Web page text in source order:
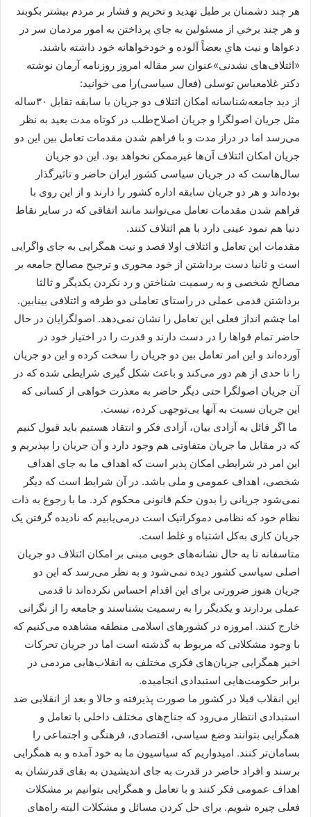
هر چند دشمنان بر طبل تهديد و تحريم و فشار بر مردم بيشتر بکوبند
و هر چند برخي از مسئولين به جاي پرداختن به امور مردمان سر در
دعواها و نيت هاي بعضاً آلوده و خودخواهانه خود داشته باشند.
«ائتلاف‌های نشدنی»عنوان سر مقاله امروز روزنامه آرمان نوشته
دکتر غلامعباس توسلی (فعال سیاسی)را می خوانید:
از دید جامعه‌شناسانه امکان ائتلاف دو جریان با سابقه تقابل ۳۰ساله
مثل جریان اصولگرا و جریان اصلاح‌طلب در کوتاه مدت بعید به نظر
می‌رسد اما در دراز مدت و با فراهم شدن مقدمات تعامل بین این دو
جریان امکان ائتلاف آن‌ها غیرممکن نخواهد بود. این دو جریان
سال‌هاست که در جریان سیاسی کشور ایران حاضر و تاثیر‌گذار
بوده‌اند و هر دو جریان سابقه اداره کشور را دارند و از این روی با
فراهم شدن مقدمات تعامل می‌توانند مانند اتفاقی که در سایر نقاط
دنیا هم نمود عینی دارد با هم ائتلاف کنند.
مقدمات این تعامل و ائتلاف اولا قصد و نیت همگرایی به جای واگرایی
است و ثانیا دست برداشتن از خود محوری و ترجیح مصالح جامعه بر
مصالح شخصی و به رسمیت شناختن و رد نکردن یکدیگر و ثالثا
برداشتن قدمی عملی در راستای تعاملی دو طرفه و ائتلافی بینابین.
اما چشم انداز فعلی این تعامل را نشان نمی‌دهد. اصولگرایان در حال
حاضر تمام قواها را در دست دارند و قدرت را در اختیار خود در
آورده‌اند و این امر تعامل بین دو جریان را سخت ‌کرده و این دو جریان
را تا حدی از هم دور می‌کند و باعث شکل گیری شرایطی شده که در
آن جریان اصولگرا حتی دیگر حاضر به معذرت خواهی از کسانی که
این جریان نسبت به آنها بی‌توجهی کرده، نیست.
ما اگر قائل به آزادی بیان، آزادی فکر و انتقاد هستیم باید قبول کنیم
که در مقابل ما جریان متفاوتی هم وجود دارد و آن جریان را بپذیریم و
این امر در شرایطی امکان پذیر است که اهداف ما به جای اهداف
شخصی، اهداف عمومی و ملی باشد. در آن شرایط است که دیگر
نمی‌شود جریانی را بدون حکم قانونی محکوم کرد. ما با رجوع به ذات
نظام خود که نظامی دموکراتیک است درمی‌یابیم که نادیده گرفتن یک
جریان کاری به‌کل اشتباه و غلط است.
متاسفانه تا به حال نشانه‌های خوبی مبنی بر امکان ائتلاف دو جریان
اصلی سیاسی کشور دیده نمی‌شود و به نظر می‌رسد که این دو
جریان هنوز ضرورتی برای این اقدام احساس نکرده‌اند تا قدمی
عملی بردارند و یکدیگر را به رسمیت بشناسند و جامعه را از نگرانی
خارج کنند. امروزه در کشورهای اسلامی منطقه مشاهده می‌کنیم که
با وجود مشکلاتی که مربوط به گذشته است اما در جریان تحرکات
اخیر همگرایی جریان‌های فکری مختلف به انقلاب‌هایی مردمی در
برابر حکومت‌هایی استبدادی انجامیده.
این انقلاب قبلا در کشور ما صورت پذیرفته و حالا و بعد از انقلابی ضد
استبدادی انتظار می‌رود که جناح‌های مختلف داخلی با تعامل و
همگرایی بتوانند وضع سیاسی، اقتصادی، فرهنگی و اجتماعی را
بسامان‌تر کنند. امیدواریم که سیاسیون ما به خود آمده و به همگرایی
برسند و افراد حاضر در قدرت به جای اندیشیدن به بقای قدرتشان به
اهداف عمومی فکر کنند و با تعامل و همگرایی بتوانیم بر مشکلات
فعلی چیره شویم. برای حل کردن مسائل و مشکلات البته راه‌های